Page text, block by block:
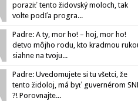
poraziť tento židovský moloch, tak
volte podľa progra...
Padre: A ty, mor ho! – hoj, mor ho!
detvo môjho rodu, kto kradmou
siahne na tvoju...
Padre: Uvedomujete si tu všetci, že
tento židoloj, má byť guvernérom
?! Porovnajte...